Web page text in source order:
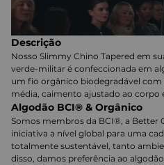
Descrição
Nosso Slimmy Chino Tapered em
verde-militar é confeccionada em
um fio orgânico biodegradável com
média, caimento ajustado ao corpo
Algodão BCI® & Orgânico
Somos membros da BCI®, a
iniciativa a nível global para uma
totalmente sustentável, tanto
disso, damos preferência ao